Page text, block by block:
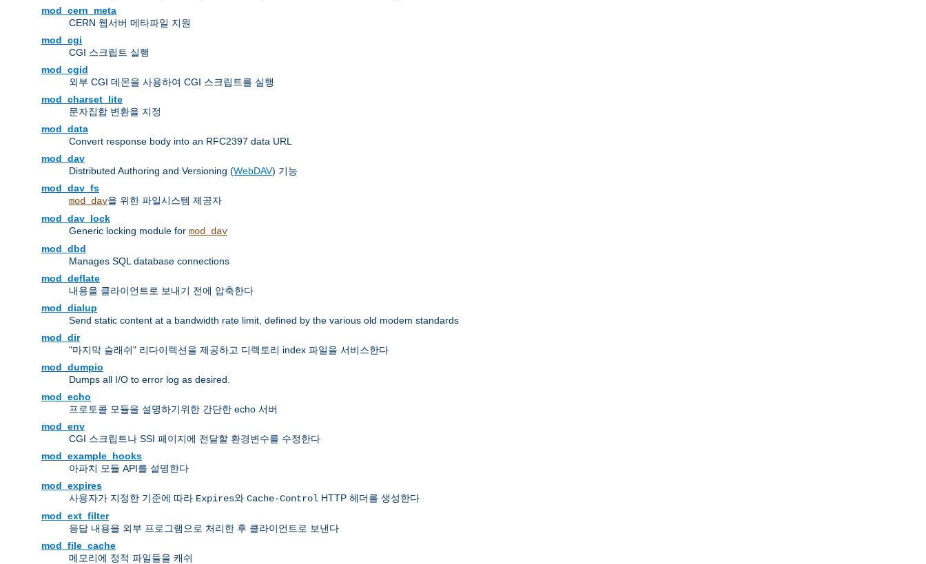
mod_cern_meta
CERN 웹서버 메타파일 지원
mod_cgi
CGI 스크립트 실행
mod_cgid
외부 CGI 데몬을 사용하여 CGI 스크립트를 실행
mod_charset_lite
문자집합 변환을 지정
mod_data
Convert response body into an RFC2397 data URL
mod_dav
Distributed Authoring and Versioning (WebDAV) 기능
mod_dav_fs
mod_dav을 위한 파일시스템 제공자
mod_dav_lock
Generic locking module for mod_dav
mod_dbd
Manages SQL database connections
mod_deflate
내용을 클라이언트로 보내기 전에 압축한다
mod_dialup
Send static content at a bandwidth rate limit, defined by the various old modem standards
mod_dir
"마지막 슬래쉬" 리다이렉션을 제공하고 디렉토리 index 파일을 서비스한다
mod_dumpio
Dumps all I/O to error log as desired.
mod_echo
프로토콜 모듈을 설명하기위한 간단한 echo 서버
mod_env
CGI 스크립트나 SSI 페이지에 전달할 환경변수를 수정한다
mod_example_hooks
아파치 모듈 API를 설명한다
mod_expires
사용자가 지정한 기준에 따라 Expires와 Cache-Control HTTP 헤더를 생성한다
mod_ext_filter
응답 내용을 외부 프로그램으로 처리한 후 클라이언트로 보낸다
mod_file_cache
메모리에 정적 파일들을 캐쉬